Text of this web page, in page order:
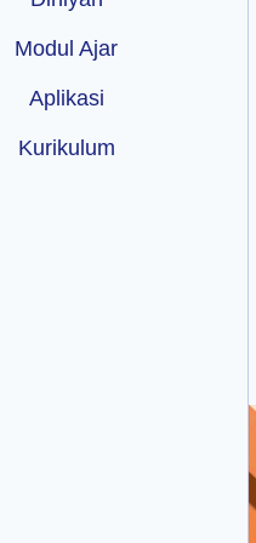
Modul Ajar
Aplikasi
Kurikulum